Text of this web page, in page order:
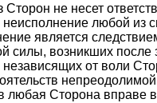
не несет
неисполнение любой из
является
силы, возникших после
от воли
любая Сторона вправе